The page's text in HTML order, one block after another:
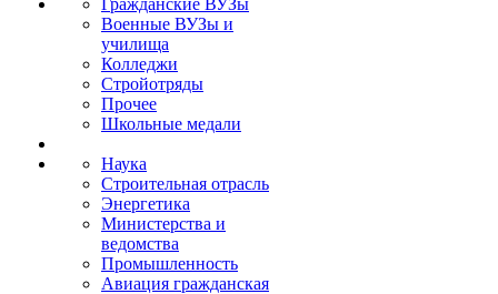
Гражданские ВУЗы
Военные ВУЗы и
училища
Колледжи
Стройотряды
Прочее
Школьные медали
Наука
Строительная отрасль
Энергетика
Министерства и
ведомства
Промышленность
Авиация гражданская